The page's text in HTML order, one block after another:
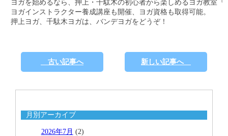
ヨガを始めるなら、押上・千駄木の初心者から楽しめるヨガ教室
ヨガインストラクター養成講座も開催、ヨガ資格も取得可能。
押上ヨガ、千駄木ヨガは、バンデヨガをどうぞ！
古い記事へ 新しい記事へ
月別アーカイブ
2026年7月 (2)